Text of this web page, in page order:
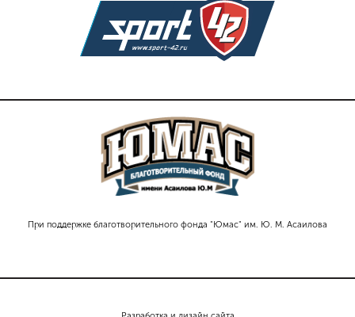
При поддержке благотворительного фонда "Юмас" им. Ю. М. Асаилова